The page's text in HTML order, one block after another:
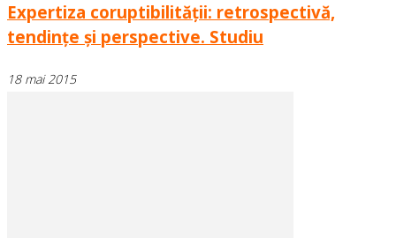
Expertiza coruptibilităţii: retrospectivă,
tendinţe şi perspective. Studiu
18 mai 2015